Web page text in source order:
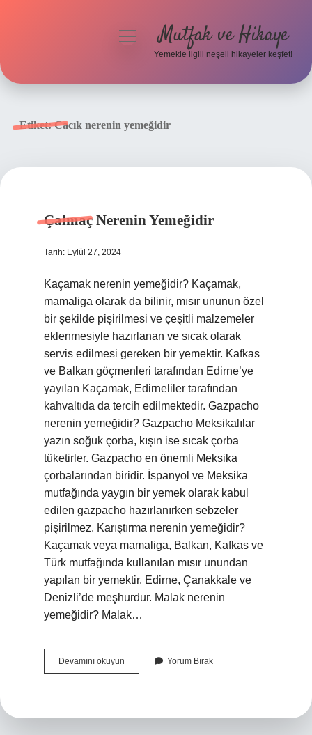
menüyüMutfak ve Hikaye
Yemekle ilgili neşeli hikayeler keşfet!
Etiket:Cacık nerenin yemeğidir
Çalmaç Nerenin Yemeğidir
Tarih: Eylül 27, 2024
Kaçamak nerenin yemeğidir? Kaçamak,
mamaliga olarak da bilinir, mısır ununun özel
bir şekilde pişirilmesi ve çeşitli malzemeler
eklenmesiyle hazırlanan ve sıcak olarak
servis edilmesi gereken bir yemektir. Kafkas
ve Balkan göçmenleri tarafından Edirne’ye
yayılan Kaçamak, Edirneliler tarafından
kahvaltıda da tercih edilmektedir. Gazpacho
nerenin yemeğidir? Gazpacho Meksikalılar
yazın soğuk çorba, kışın ise sıcak çorba
tüketirler. Gazpacho en önemli Meksika
çorbalarından biridir. İspanyol ve Meksika
mutfağında yaygın bir yemek olarak kabul
edilen gazpacho hazırlanırken sebzeler
pişirilmez. Karıştırma nerenin yemeğidir?
Kaçamak veya mamaliga, Balkan, Kafkas ve
Türk mutfağında kullanılan mısır unundan
yapılan bir yemektir. Edirne, Çanakkale ve
Denizli’de meşhurdur. Malak nerenin
yemeğidir? Malak…
Devamını okuyun
Nerenin
Yorum Bırak